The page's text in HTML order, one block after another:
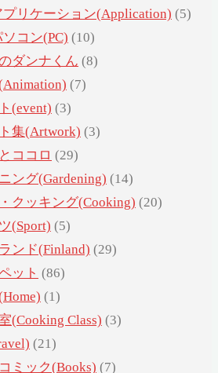
プリケーション(Application) (5)
ソコン(PC) (10)
ダンナくん (8)
(7)
(event) (3)
集(Artwork) (3)
ココロ (29)
ング(Gardening) (14)
クッキング(Cooking) (20)
(Sport) (5)
ンド(Finland) (29)
ット (86)
(1)
(Cooking Class) (3)
(21)
ミック(Books) (7)